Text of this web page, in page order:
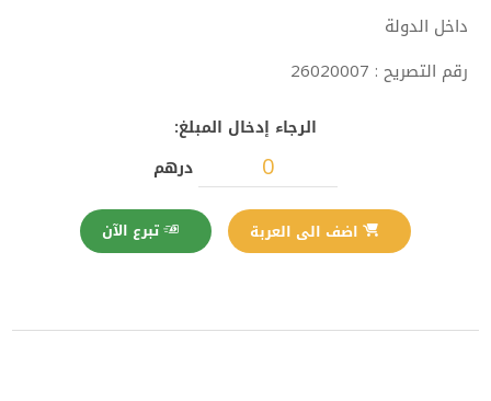
داخل الدولة
رقم التصريح : 26020007
الرجاء إدخال المبلغ:
درهم